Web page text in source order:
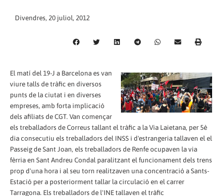
Divendres, 20 juliol, 2012
El matí del 19-J a Barcelona es van
viure talls de tràfic en diversos
punts de la ciutat i en diverses
empreses, amb forta implicació
dels afiliats de CGT. Van començar
els treballadors de Correus tallant el tràfic a la Via Laietana, per 5è
dia consecutiu els treballadors del INSS i d'estrangeria tallaven el el
Passeig de Sant Joan, els treballadors de Renfe ocupaven la via
fèrria en Sant Andreu Condal paralitzant el funcionament dels trens
prop d'una hora i al seu torn realitzaven una concentració a Sants-
Estació per a posteriorment tallar la circulació en el carrer
Tarragona. Els treballadors de l'INE tallaven el tràfic